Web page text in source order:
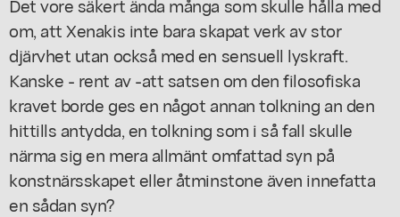
om, att Xenakis inte bara skapat verk av stor
djärvhet utan också med en sensuell lyskraft.
Kanske - rent av -att satsen om den filosofiska
kravet borde ges en något annan tolkning an den
hittills antydda, en tolkning som i så fall skulle
närma sig en mera allmänt omfattad syn på
konstnärsskapet eller åtminstone även innefatta
en sådan syn?